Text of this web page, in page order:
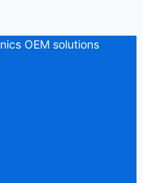
OEM solutions